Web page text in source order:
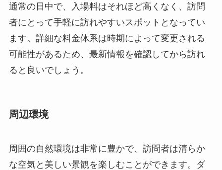
周辺環境
周囲の自然環境は非常に豊かで、訪問者は清らか
観察をすることもでき、子供から大人まで楽しめ
コースを利用すれば、山頂からの素晴らしい景色
を望むことができます。